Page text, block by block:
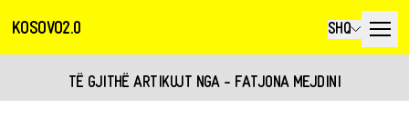
KOSOVO2.0 SHQ
TË GJITHË ARTIKUJT NGA - FATJONA MEJDINI